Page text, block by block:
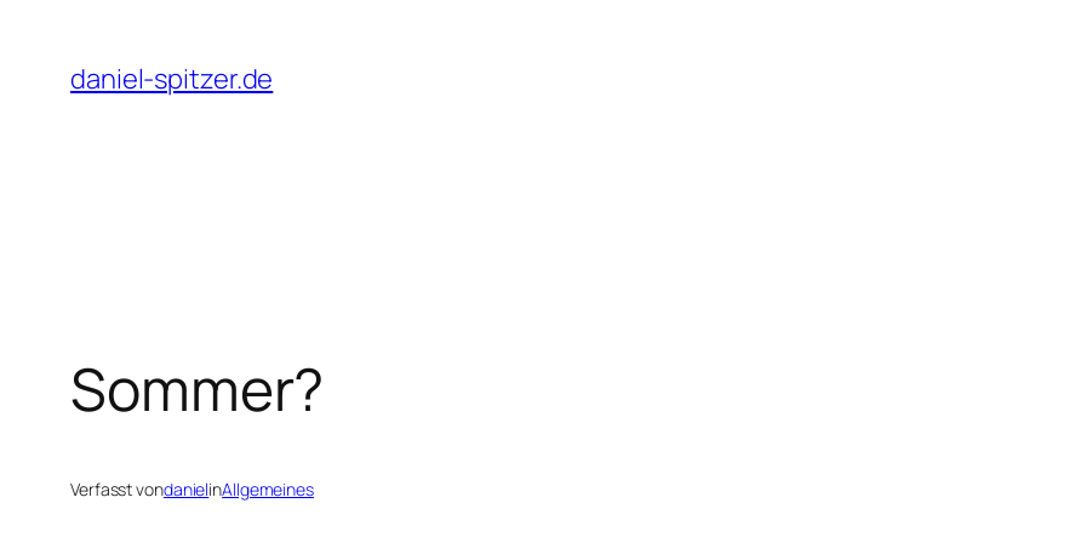
Inhalt
springen
daniel-spitzer.de
Sommer?
Verfasst vondanielinAllgemeines